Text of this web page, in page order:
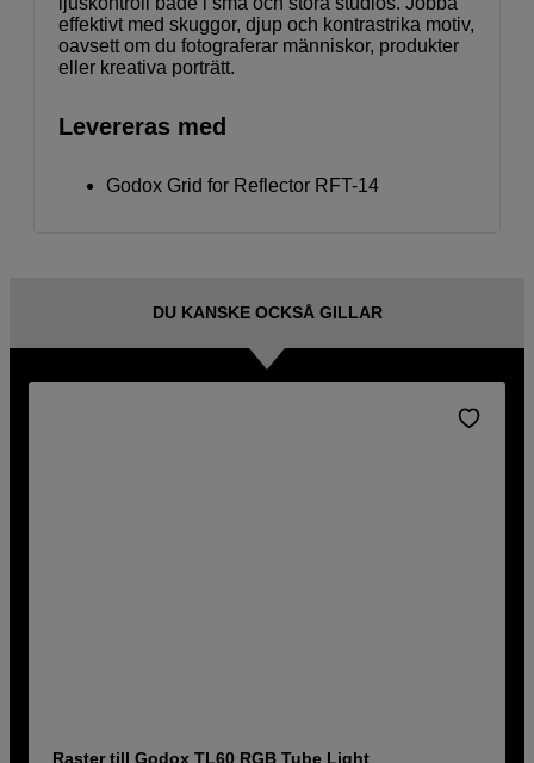
effektivt med skuggor, djup och kontrastrika motiv,
oavsett om du fotograferar människor, produkter
eller kreativa porträtt.
Levereras med
Godox Grid for Reflector RFT-14
DU KANSKE OCKSÅ GILLAR
Raster till Godox TL60 RGB Tube Light